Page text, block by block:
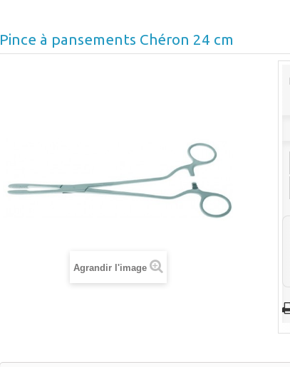
Pince à pansements Chéron 24 cm
Agrandir l'image